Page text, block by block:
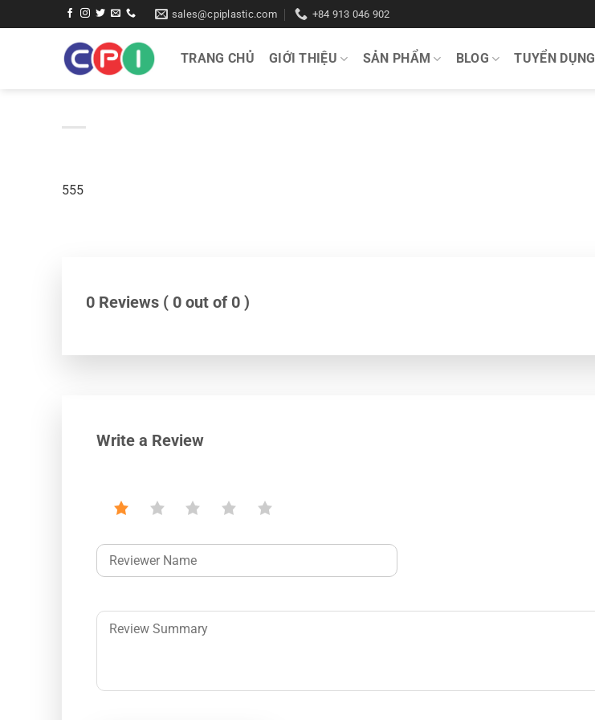
qua
sales@cpiplastic.com +84 913 046 902
TRANG CHỦ GIỚI THIỆU SẢN PHẨM BLOG TUYỂN DỤNG
555
0 Reviews ( 0 out of 0 )
Write a Review